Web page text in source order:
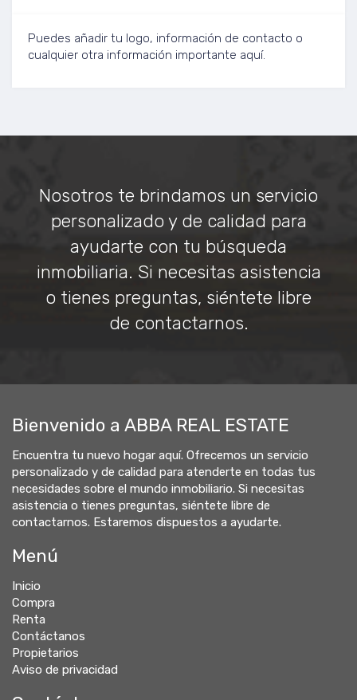
Puedes añadir tu logo, información de contacto o
cualquier otra información importante aquí.
Nosotros te brindamos un servicio
personalizado y de calidad para
ayudarte con tu búsqueda
inmobiliaria. Si necesitas asistencia
o tienes preguntas, siéntete libre
de contactarnos.
Bienvenido a ABBA REAL ESTATE
Encuentra tu nuevo hogar aquí. Ofrecemos un servicio
personalizado y de calidad para atenderte en todas tus
necesidades sobre el mundo inmobiliario. Si necesitas
asistencia o tienes preguntas, siéntete libre de
contactarnos. Estaremos dispuestos a ayudarte.
Menú
Inicio
Compra
Renta
Contáctanos
Propietarios
Aviso de privacidad